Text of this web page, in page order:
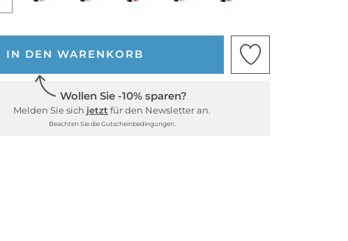
IN DEN WARENKORB
Wollen Sie -10% sparen?
Melden Sie sich jetzt für den Newsletter an.
Beachten Sie die Gutscheinbedingungen.